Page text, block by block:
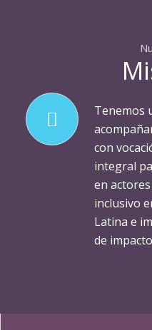
Tenemos
con
integral
en
inclusivo
Latina e
de